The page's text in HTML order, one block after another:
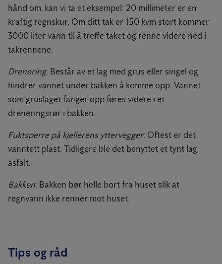
hånd om, kan vi ta et eksempel: 20 millimeter er en
kraftig regnskur. Om ditt tak er 150 kvm stort kommer
3000 liter vann til å treffe taket og renne videre ned i
takrennene.
Drenering: Består av et lag med grus eller singel og
hindrer vannet under bakken å komme opp. Vannet
som gruslaget fanger opp føres videre i et
dreneringsrør i bakken.
Fuktsperre på kjellerens yttervegger: Oftest er det
vanntett plast. Tidligere ble det benyttet et tynt lag
asfalt.
Bakken: Bakken bør helle bort fra huset slik at
regnvann ikke renner mot huset.
Tips og råd